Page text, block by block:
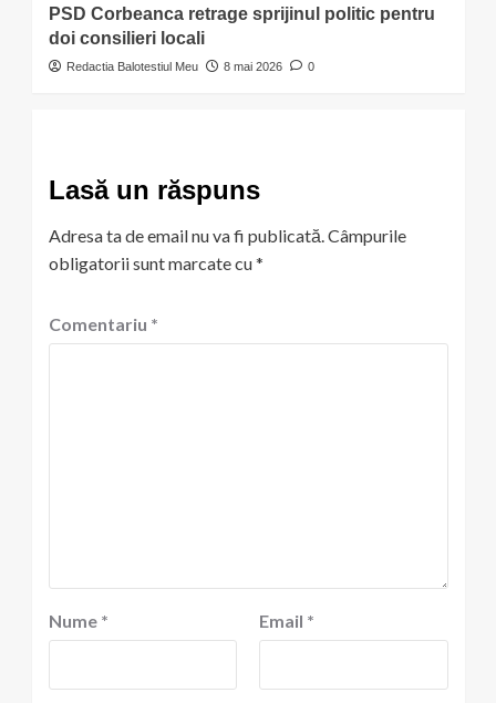
PSD Corbeanca retrage sprijinul politic pentru
doi consilieri locali
Redactia Balotestiul Meu 8 mai 2026 0
Lasă un răspuns
Adresa ta de email nu va fi publicată.Câmpurile
obligatorii sunt marcate cu*
Comentariu *
Nume * Email *